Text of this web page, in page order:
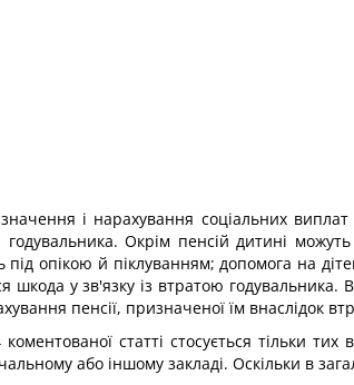
і нарахування соціальних
годувальника. Окрім пенсій дитині
під опікою й піклуванням; допомога на
шкода у зв'язку із втратою годувальника.
пенсії, призначеної їм внаслідок
статті стосується тільки
або іншому закладі. Оскільки в